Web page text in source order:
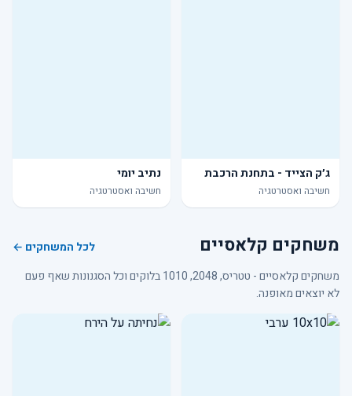
ג׳ק הצייד - בתחנת הרכבת
חשיבה ואסטרטגיה
נתיב יומי
חשיבה ואסטרטגיה
משחקים קלאסיים
לכל המשחקים ←
משחקים קלאסיים - טטריס, 2048, 1010 בלוקים וכל הסגנונות שאף פעם
לא יוצאים מאופנה.